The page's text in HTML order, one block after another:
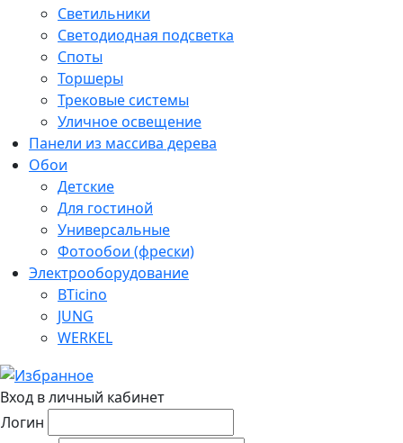
Светильники
Светодиодная подсветка
Споты
Торшеры
Трековые системы
Уличное освещение
Панели из массива дерева
Обои
Детские
Для гостиной
Универсальные
Фотообои (фрески)
Электрооборудование
BTicino
JUNG
WERKEL
Вход в личный кабинет
Логин